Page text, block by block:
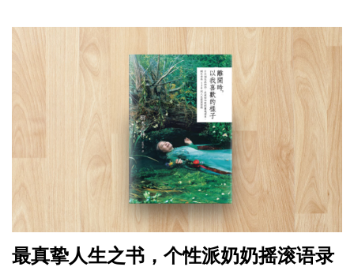
最真挚人生之书，个性派奶奶摇滚语录